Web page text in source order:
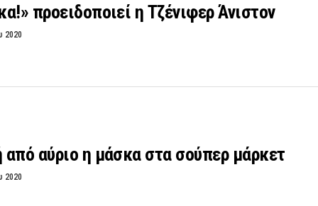
προειδοποιεί η Τζένιφερ Άνιστον
2020
αύριο η μάσκα στα σούπερ μάρκετ
2020